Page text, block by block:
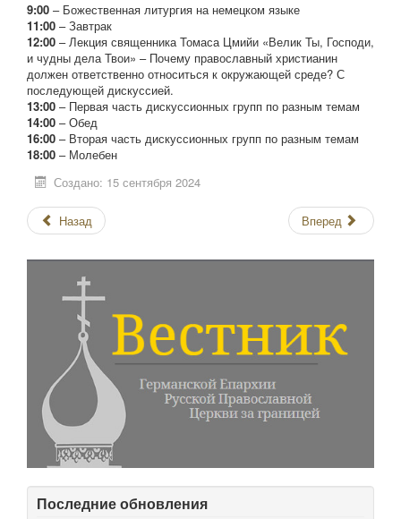
9:00 – Божественная литургия на немецком языке
11:00 – Завтрак
12:00 – Лекция священника Томаса Цмийи «Велик Ты, Господи,
и чудны дела Твои» – Почему православный христианин
должен ответственно относиться к окружающей среде? С
последующей дискуссией.
13:00 – Первая часть дискуссионных групп по разным темам
14:00 – Обед
16:00 – Вторая часть дискуссионных групп по разным темам
18:00 – Молебен
Создано: 15 сентября 2024
Назад Вперед
Последние обновления